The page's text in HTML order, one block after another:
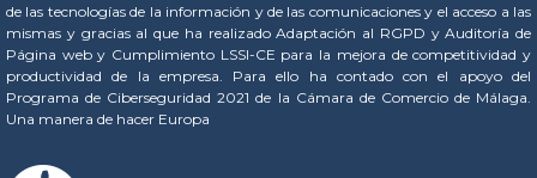
de las tecnologías de la información y de las comunicaciones y el acceso a las
mismas y gracias al que ha realizado Adaptación al RGPD y Auditoría de
Página web y Cumplimiento LSSI-CE para la mejora de competitividad y
productividad de la empresa. Para ello ha contado con el apoyo del
Programa de Ciberseguridad 2021 de la Cámara de Comercio de Málaga.
Una manera de hacer Europa